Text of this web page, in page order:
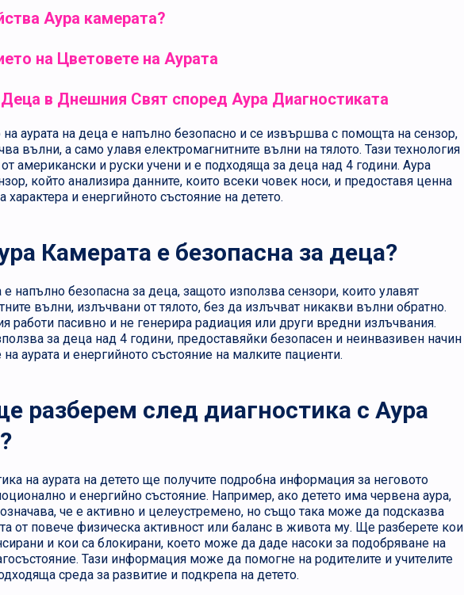
Аура камерата?
на Цветовете на Аурата
в Днешния Свят според Аура Диагностиката
аурата на деца е напълно безопасно и се извършва с помощта на сензор,
вълни, а само улавя електромагнитните вълни на тялото. Тази технология
от американски и руски учени и е подходяща за деца над 4 години. Аура
който анализира данните, които всеки човек носи, и предоставя ценна
и енергийното състояние на детето.
Камерата е безопасна за деца?
напълно безопасна за деца, защото използва сензори, които улавят
вълни, излъчвани от тялото, без да излъчват никакви вълни обратно.
работи пасивно и не генерира радиация или други вредни излъчвания.
за деца над 4 години, предоставяйки безопасен и неинвазивен начин
аурата и енергийното състояние на малките пациенти.
разберем след диагностика с Аура
на аурата на детето ще получите подробна информация за неговото
и енергийно състояние. Например, ако детето има червена аура,
че е активно и целеустремено, но също така може да подсказва
от повече физическа активност или баланс в живота му. Ще разберете кои
и кои са блокирани, което може да даде насоки за подобряване на
Тази информация може да помогне на родителите и учителите
среда за развитие и подкрепа на детето.